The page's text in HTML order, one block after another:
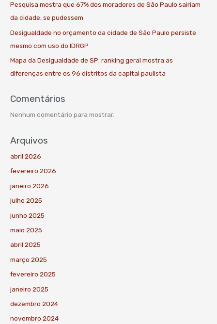
Pesquisa mostra que 67% dos moradores de São Paulo sairiam
da cidade, se pudessem
Desigualdade no orçamento da cidade de São Paulo persiste
mesmo com uso do IDRGP
Mapa da Desigualdade de SP: ranking geral mostra as
diferenças entre os 96 distritos da capital paulista
Comentários
Nenhum comentário para mostrar.
Arquivos
abril 2026
fevereiro 2026
janeiro 2026
julho 2025
junho 2025
maio 2025
abril 2025
março 2025
fevereiro 2025
janeiro 2025
dezembro 2024
novembro 2024